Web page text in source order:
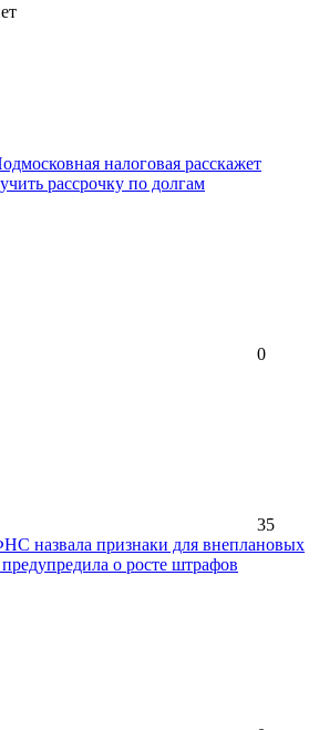
налоговая расскажет
рассрочку по долгам
0
35
назвала признаки для внеплановых
о росте штрафов